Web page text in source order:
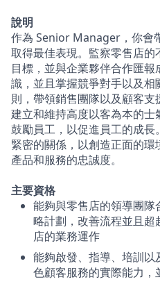
說明
作為 Senior Manager，你會
取得最佳表現。監察零售店
目標，並與企業夥伴合作匯
識，並且掌握競爭對手以及
則，帶領銷售團隊以及顧客
建立和維持高度以客為本的
鼓勵員工，以促進員工的成
緊密的關係，以創造正面的
產品和服務的忠誠度。
主要資格
能夠與零售店的領導團
略計劃，改善流程並且超
店的業務運作
能夠啟發、指導、培訓以
色顧客服務的實際能力